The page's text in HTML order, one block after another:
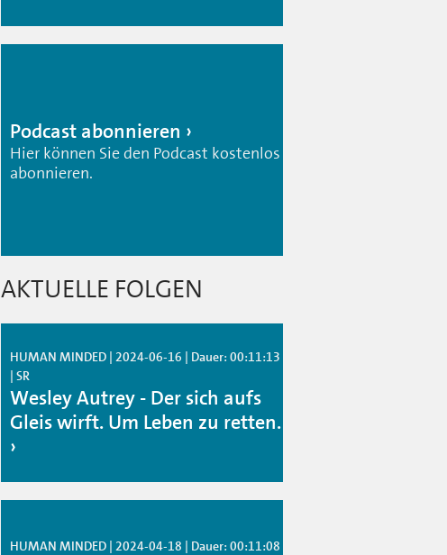
Podcast abonnieren
Hier können Sie den Podcast kostenlos
abonnieren.
AKTUELLE FOLGEN
HUMAN MINDED | 2024-06-16 | Dauer: 00:11:13
| SR
Wesley Autrey - Der sich aufs
Gleis wirft. Um Leben zu retten.
HUMAN MINDED | 2024-04-18 | Dauer: 00:11:08